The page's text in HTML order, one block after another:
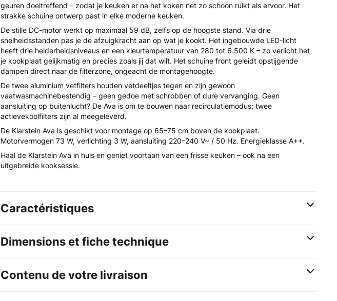
geuren doeltreffend – zodat je keuken er na het koken net zo schoon ruikt als ervoor. Het
strakke schuine ontwerp past in elke moderne keuken.
De stille DC-motor werkt op maximaal 59 dB, zelfs op de hoogste stand. Via drie
snelheidsstanden pas je de afzuigkracht aan op wat je kookt. Het ingebouwde LED-licht
heeft drie helderheidsniveaus en een kleurtemperatuur van 280 tot 6.500 K – zo verlicht het
je kookplaat gelijkmatig en precies zoals jij dat wilt. Het schuine front geleidt opstijgende
dampen direct naar de filterzone, ongeacht de montagehoogte.
De twee aluminium vetfilters houden vetdeeltjes tegen en zijn gewoon
vaatwasmachinebestendig – geen gedoe met schrobben of dure vervanging. Geen
aansluiting op buitenlucht? De Ava is om te bouwen naar recirculatiemodus; twee
actievekoolfilters zijn al meegeleverd.
De Klarstein Ava is geschikt voor montage op 65–75 cm boven de kookplaat.
Motorvermogen 73 W, verlichting 3 W, aansluiting 220–240 V~ / 50 Hz. Energieklasse A++.
Haal de Klarstein Ava in huis en geniet voortaan van een frisse keuken – ook na een
uitgebreide kooksessie.
Caractéristiques
Dimensions et fiche technique
Contenu de votre livraison